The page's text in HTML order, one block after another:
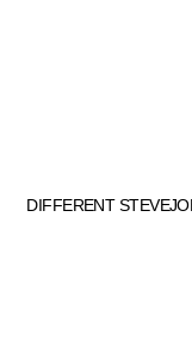
DIFFERENT